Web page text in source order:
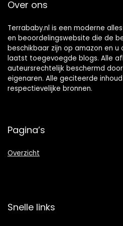
Over ons
Terrababy.nl is een moderne
en beoordelingswebsite die de
beschikbaar zijn op amazon en
laatst toegevoegde blogs. Alle
auteursrechtelijk beschermd
eigenaren. Alle geciteerde
respectievelijke bronnen.
Pagina’s
Overzicht
Snelle links